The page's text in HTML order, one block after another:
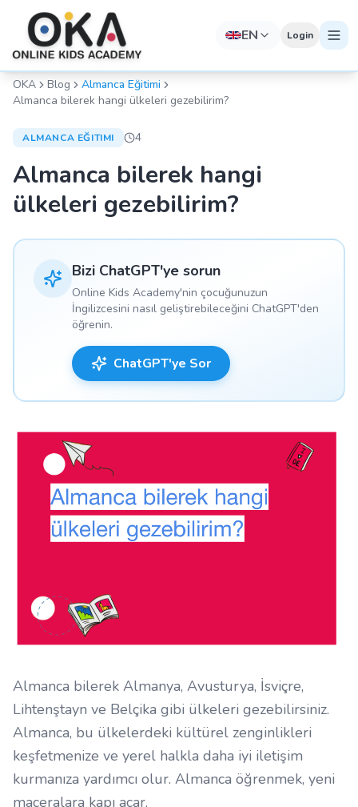
EN Login
OKA Blog
Almanca Eğitimi
Almanca bilerek hangi ülkeleri gezebilirim?
ALMANCA EĞITIMI 4
Almanca bilerek hangi
ülkeleri gezebilirim?
Bizi ChatGPT'ye sorun
Online Kids Academy'nin çocuğunuzun
İngilizcesini nasıl geliştirebileceğini ChatGPT'den
öğrenin.
ChatGPT'ye Sor
Almanca bilerek Almanya, Avusturya, İsviçre,
Lihtenştayn ve Belçika gibi ülkeleri gezebilirsiniz.
Almanca, bu ülkelerdeki kültürel zenginlikleri
keşfetmenize ve yerel halkla daha iyi iletişim
kurmanıza yardımcı olur. Almanca öğrenmek, yeni
maceralara kapı açar.